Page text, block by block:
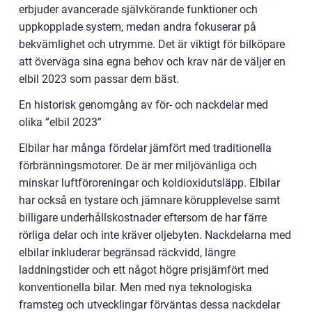
erbjuder avancerade självkörande funktioner och
uppkopplade system, medan andra fokuserar på
bekvämlighet och utrymme. Det är viktigt för bilköpare
att överväga sina egna behov och krav när de väljer en
elbil 2023 som passar dem bäst.
En historisk genomgång av för- och nackdelar med
olika ”elbil 2023”
Elbilar har många fördelar jämfört med traditionella
förbränningsmotorer. De är mer miljövänliga och
minskar luftföroreningar och koldioxidutsläpp. Elbilar
har också en tystare och jämnare körupplevelse samt
billigare underhållskostnader eftersom de har färre
rörliga delar och inte kräver oljebyten. Nackdelarna med
elbilar inkluderar begränsad räckvidd, längre
laddningstider och ett något högre prisjämfört med
konventionella bilar. Men med nya teknologiska
framsteg och utvecklingar förväntas dessa nackdelar